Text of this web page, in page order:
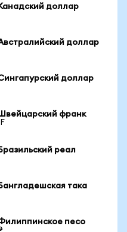
доллар
доллар
доллар
франк
реал
така
песо